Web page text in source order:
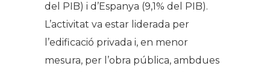
del PIB) i d’Espanya (9,1% del PIB).
L’activitat va estar liderada per
l’edificació privada i, en menor
mesura, per l’obra pública, ambdues